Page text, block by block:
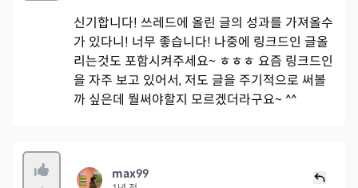
신기합니다! 쓰레드에 올린 글의 성과를 가져올수
가 있다니! 너무 좋습니다! 나중에 링크드인 글올
리는것도 포함시켜주세요~ ㅎㅎㅎ 요즘 링크드인
을 자주 보고 있어서, 저도 글을 주기적으로 써볼
까 싶은데 뭘써야할지 모르겠더라구요~ ^^
max99